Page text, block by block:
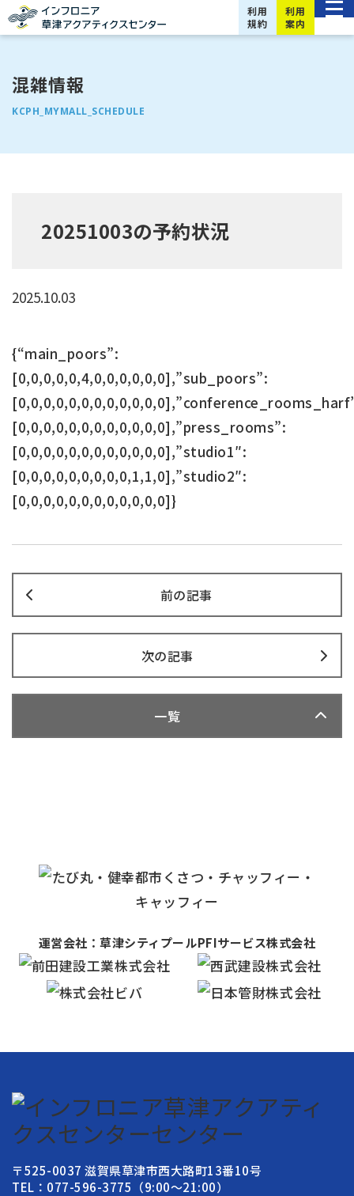
利用
規約
利用
案内
KCPH_MYMALL_SCHEDULE
混雑情報
20251003の予約状況
2025.10.03
{“main_poors”:
[0,0,0,0,0,4,0,0,0,0,0,0],”sub_poors”:
[0,0,0,0,0,0,0,0,0,0,0,0],”press_rooms”:
[0,0,0,0,0,0,0,0,0,0,0,0],”studio1″:
[0,0,0,0,0,0,0,0,0,1,1,0],”studio2″:
[0,0,0,0,0,0,0,0,0,0,0,0]}
前の記事
次の記事
一覧
運営会社：草津シティプールPFIサービス株式会社
〒525-0037 滋賀県草津市西大路町13番10号
TEL：077-596-3775（9:00〜21:00）